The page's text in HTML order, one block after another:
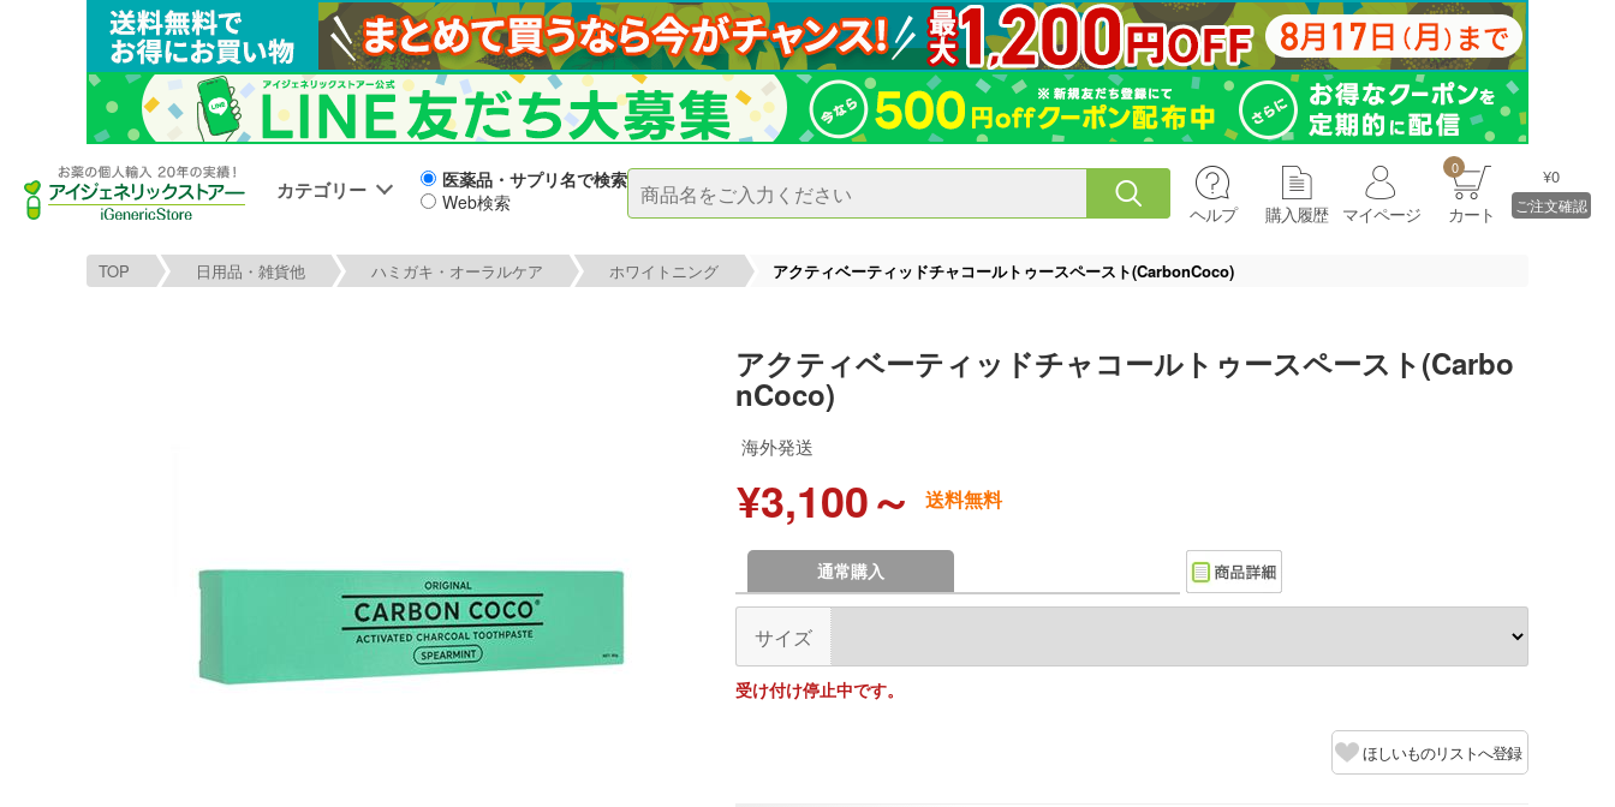
カテゴリー
医薬品・サプリ名で検索
Web検索
ヘルプ 購入履歴 マイページ
0
カート
¥0
ご注文確認
TOP 日用品・雑貨他 ハミガキ・オーラルケア ホワイトニング アクティベーティッドチャコールトゥースペースト(CarbonCoco)
アクティベーティッドチャコールトゥースペースト(Carbo
nCoco)
海外発送
¥3,100～ 送料無料
通常購入
サイズ
受け付け停止中です。
ほしいものリストへ登録